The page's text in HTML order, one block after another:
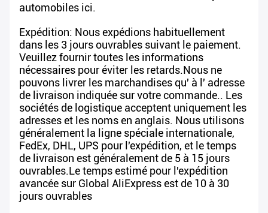
automobiles ici.
Expédition: Nous expédions habituellement
dans les 3 jours ouvrables suivant le paiement.
Veuillez fournir toutes les informations
nécessaires pour éviter les retards.Nous ne
pouvons livrer les marchandises qu' à l' adresse
de livraison indiquée sur votre commande.. Les
sociétés de logistique acceptent uniquement les
adresses et les noms en anglais. Nous utilisons
généralement la ligne spéciale internationale,
FedEx, DHL, UPS pour l'expédition, et le temps
de livraison est généralement de 5 à 15 jours
ouvrables.Le temps estimé pour l'expédition
avancée sur Global AliExpress est de 10 à 30
jours ouvrables